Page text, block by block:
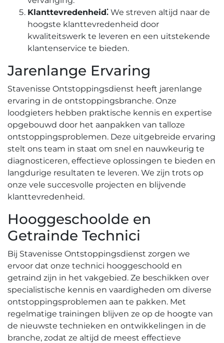
Klanttevredenheid⁚ We streven altijd naar de
hoogste klanttevredenheid door
kwaliteitswerk te leveren en een uitstekende
klantenservice te bieden.​
Jarenlange Ervaring
Stavenisse Ontstoppingsdienst heeft jarenlange
ervaring in de ontstoppingsbranche. Onze
loodgieters hebben praktische kennis en expertise
opgebouwd door het aanpakken van talloze
ontstoppingsproblemen.​ Deze uitgebreide ervaring
stelt ons team in staat om snel en nauwkeurig te
diagnosticeren, effectieve oplossingen te bieden en
langdurige resultaten te leveren.​ We zijn trots op
onze vele succesvolle projecten en blijvende
klanttevredenheid.​
Hooggeschoolde en
Getrainde Technici
Bij Stavenisse Ontstoppingsdienst zorgen we
ervoor dat onze technici hooggeschoold en
getraind zijn in het vakgebied.​ Ze beschikken over
specialistische kennis en vaardigheden om diverse
ontstoppingsproblemen aan te pakken.​ Met
regelmatige trainingen blijven ze op de hoogte van
de nieuwste technieken en ontwikkelingen in de
branche, zodat ze altijd de meest effectieve